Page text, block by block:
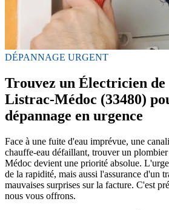
DÉPANNAGE URGENT
Trouvez un Électricien de
Listrac-Médoc (33480)
dépannage en urgence
Face à une fuite d'eau imprévue, une
chauffe-eau défaillant, trouver un
Médoc devient une priorité absolue.
de la rapidité, mais aussi l'assurance d'un
mauvaises surprises sur la facture. C'est
nous vous offrons.